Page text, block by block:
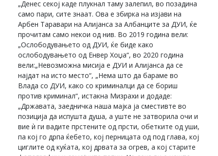
„Денес секој каде плукнал таму залепил, во позадина
само пари, сите знаат. Ова е збирка на изјави на
Арбен Таравари на Алијанса за Албанците за ДУИ, ќе
прочитам само некои од нив. Во 2019 година вели:
„Ослободувањето од ДУИ, ќе биде како
ослободувањето од Енвер Хоџа“, во 2020 година
вели:„Невозможна мисија е ДУИ и Алијанса да се
најдат на исто место“, „Нема што да бараме во
Влада со ДУИ, како со криминалци да се бориш
против криминал“, истакна Мизрахи и додаде:
„Државата, заедничка наша мајка ја сместивте во
позиција да испушта душа, а уште не затворила очи и
вие ѝ ги вадите прстените од прсти, обетките од уши,
па кој го дрпа ќебето, кој перницата од под глава, кој
циглите од куќата, кој дрвата за огрев, а кој старите